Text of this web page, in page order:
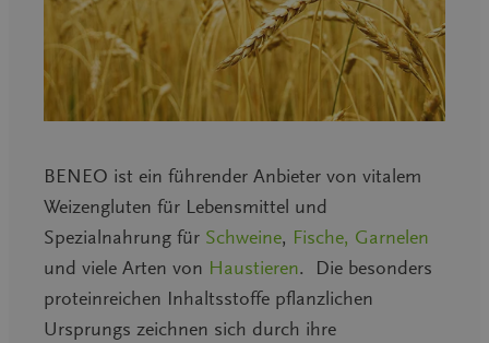
BENEO ist ein führender Anbieter von vitalem
Weizengluten für Lebensmittel und
Spezialnahrung für Schweine, Fische, Garnelen
und viele Arten von Haustieren. Die besonders
proteinreichen Inhaltsstoffe pflanzlichen
Ursprungs zeichnen sich durch ihre